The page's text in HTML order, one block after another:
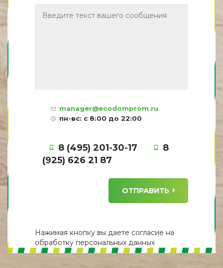
manager@ecodomprom.ru
пн-вс: с 8:00 до 22:00
8 (495) 201-30-17
8
(925) 626 21 87
ОТПРАВИТЬ
Нажимая кнопку вы даете согласие на
обработку персональных данных